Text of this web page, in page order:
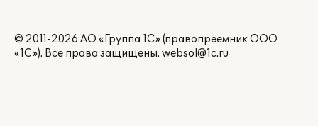
© 2011-2026 АО «Группа 1С» (правопреемник ООО
«1С»). Все права защищены. websol@1c.ru